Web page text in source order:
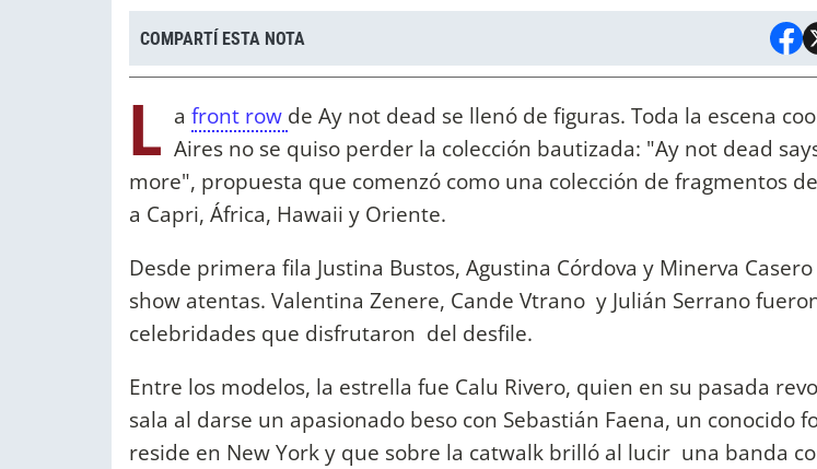
COMPARTÍ ESTA NOTA
L a front row de Ay not dead se llenó de figuras. Toda la escena
Aires no se quiso perder la colección bautizada: "Ay not dead
more", propuesta que comenzó como una colección de fragmentos
a Capri, África, Hawaii y Oriente.
Desde primera fila Justina Bustos, Agustina Córdova y Minerva
show atentas. Valentina Zenere, Cande Vtrano y Julián Serrano
celebridades que disfrutaron del desfile.
Entre los modelos, la estrella fue Calu Rivero, quien en su pasada
sala al darse un apasionado beso con Sebastián Faena, un conocido
reside en New York y que sobre la catwalk brilló al lucir una banda